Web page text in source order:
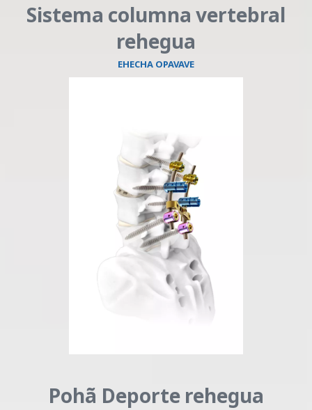
Sistema columna vertebral
rehegua
EHECHA OPAVAVE
Pohã Deporte rehegua